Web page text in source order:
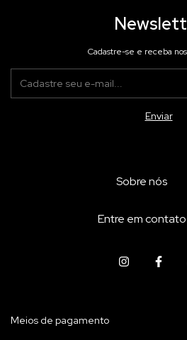
Cadastre-se e receba
Sobre nós
Entre em contato
Meios de pagamento